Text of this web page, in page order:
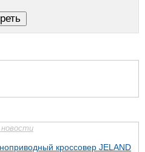
кроссовер JELAND